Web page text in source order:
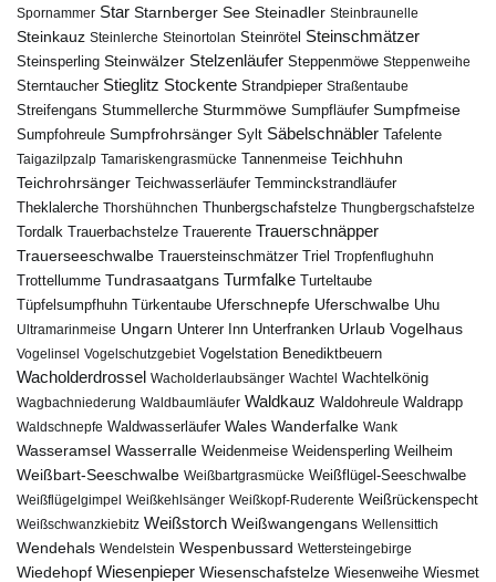
Spornammer Star Starnberger See Steinadler Steinbraunelle
Steinkauz Steinlerche Steinortolan Steinrötel Steinschmätzer
Steinsperling Steinwälzer Stelzenläufer Steppenmöwe Steppenweihe
Sterntaucher Stieglitz Stockente Strandpieper Straßentaube
Streifengans Stummellerche Sturmmöwe Sumpfläufer Sumpfmeise
Sumpfohreule Sumpfrohrsänger Sylt Säbelschnäbler Tafelente
Taigazilpzalp Tamariskengrasmücke Tannenmeise Teichhuhn
Teichrohrsänger Teichwasserläufer Temminckstrandläufer
Theklalerche Thorshühnchen Thunbergschafstelze Thungbergschafstelze
Tordalk Trauerbachstelze Trauerente Trauerschnäpper
Trauerseeschwalbe Trauersteinschmätzer Triel Tropfenflughuhn
Trottellumme Tundrasaatgans Turmfalke Turteltaube
Tüpfelsumpfhuhn Türkentaube Uferschnepfe Uferschwalbe Uhu
Ultramarinmeise Ungarn Unterer Inn Unterfranken Urlaub Vogelhaus
Vogelinsel Vogelschutzgebiet Vogelstation Benediktbeuern
Wacholderdrossel Wacholderlaubsänger Wachtel Wachtelkönig
Wagbachniederung Waldbaumläufer Waldkauz Waldohreule Waldrapp
Waldschnepfe Waldwasserläufer Wales Wanderfalke Wank
Wasseramsel Wasserralle Weidenmeise Weidensperling Weilheim
Weißbart-Seeschwalbe Weißbartgrasmücke Weißflügel-Seeschwalbe
Weißflügelgimpel Weißkehlsänger Weißkopf-Ruderente Weißrückenspecht
Weißschwanzkiebitz Weißstorch Weißwangengans Wellensittich
Wendehals Wendelstein Wespenbussard Wettersteingebirge
Wiedehopf Wiesenpieper Wiesenschafstelze Wiesenweihe Wiesmet